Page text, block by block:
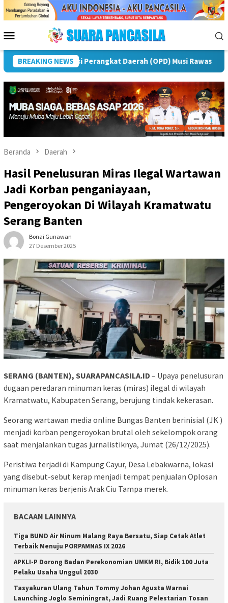
Menu
Mobile
BREAKING NEWS
Puncak Peringatan IPeKB Ke-19, Plt Bupati Rejang
Beranda Daerah
Hasil Penelusuran Miras Ilegal Wartawan
Jadi Korban penganiayaan,
Pengeroyokan Di Wilayah Kramatwatu
Serang Banten
Bonai Gunawan
27 Desember 2025
SERANG (BANTEN), SUARAPANCASILA.ID – Upaya penelusuran
dugaan peredaran minuman keras (miras) ilegal di wilayah
Kramatwatu, Kabupaten Serang, berujung tindak kekerasan.
Seorang wartawan media online Bungas Banten berinisial (JK )
menjadi korban pengeroyokan brutal oleh sekelompok orang
saat menjalankan tugas jurnalistiknya, Jumat (26/12/2025).
Peristiwa terjadi di Kampung Cayur, Desa Lebakwarna, lokasi
yang disebut-sebut kerap menjadi tempat penjualan Oplosan
minuman keras berjenis Arak Ciu Tampa merek.
BACAAN LAINNYA
Tiga BUMD Air Minum Malang Raya Bersatu, Siap Cetak Atlet
Terbaik Menuju PORPAMNAS IX 2026
APKLI-P Dorong Badan Perekonomian UMKM RI, Bidik 100 Juta
Pelaku Usaha Unggul 2030
Tasyakuran Ulang Tahun Tommy Johan Agusta Warnai
Launching Joglo Seminingrat, Jadi Ruang Pelestarian Tosan